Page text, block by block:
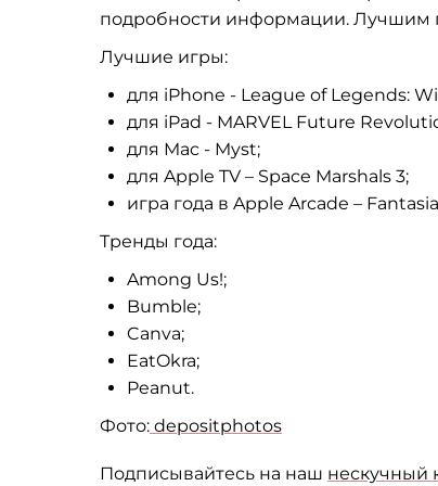
подробности информации. Лучшим
Лучшие игры:
для iPhone - League of Legends:
для iPad - MARVEL Future
для Mac - Myst;
для Apple TV – Space Marshals 3;
игра года в Apple Arcade –
Тренды года:
Among Us!;
Bumble;
Canva;
EatOkra;
Peanut.
Фото: depositphotos
Подписывайтесь на наш нескучный